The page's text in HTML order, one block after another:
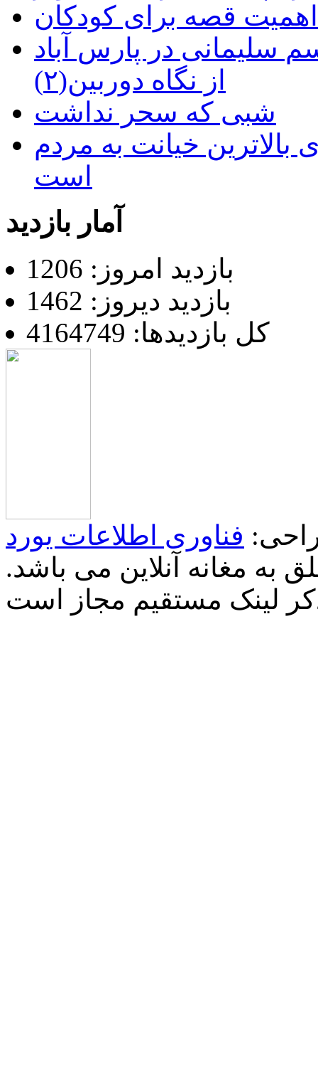
سلیمانی در پارس آباد
از نگاه دوربین(۲)
شبی که سحر نداشت
خیانت به مردم
است
آمار بازدید
بازدید امروز: 1206
بازدید دیروز: 1462
کل بازدیدها: 4164749
فناوری اطلاعات یورد
به مغانه آنلاین می باشد.